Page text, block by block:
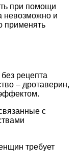
при помощи
невозможно и
применять
рецепта
– дротаверин,
с
требует